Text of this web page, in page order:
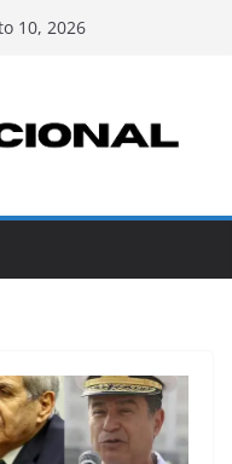
10, 2026